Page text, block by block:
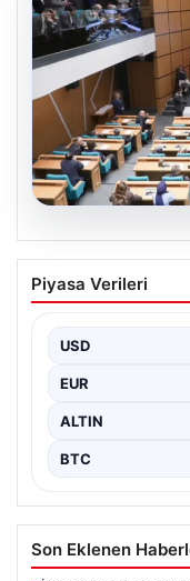
05.08.2026
Üsküdar
Sibel Tan
Piyasa Verileri
USD
EUR
ALTIN
BTC
Son Eklenen